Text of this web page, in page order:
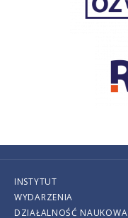
INSTYTUT
WYDARZENIA
DZIAŁALNOŚĆ NAUKOWA